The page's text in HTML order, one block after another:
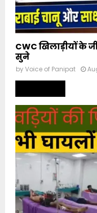
CWC खिलाड़ीयों के
सुने
byVoice of Panipat